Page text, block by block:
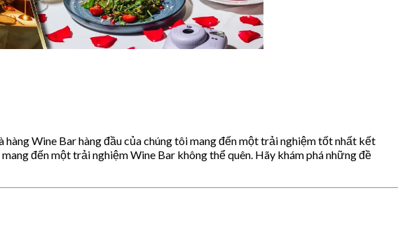
Wine Bar hàng đầu của chúng tôi mang đến một trải nghiệm tốt nhất kết
đến một trải nghiệm Wine Bar không thể quên. Hãy khám phá những đề